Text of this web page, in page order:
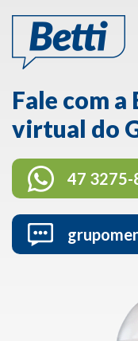
Fale com
virtual do
47 3275-